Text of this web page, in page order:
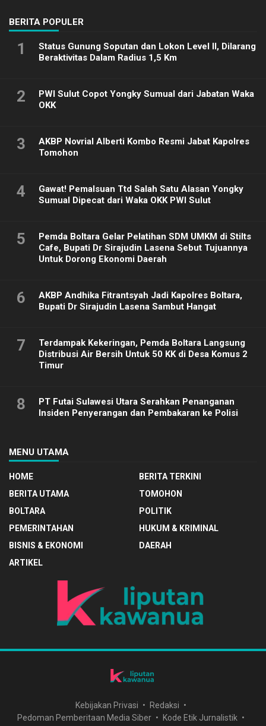
BERITA POPULER
1
Status Gunung Soputan dan Lokon Level II, Dilarang
Beraktivitas Dalam Radius 1,5 Km
2
PWI Sulut Copot Yongky Sumual dari Jabatan Waka
OKK
3
AKBP Novrial Alberti Kombo Resmi Jabat Kapolres
Tomohon
4
Gawat! Pemalsuan Ttd Salah Satu Alasan Yongky
Sumual Dipecat dari Waka OKK PWI Sulut
5
Pemda Boltara Gelar Pelatihan SDM UMKM di Stilts
Cafe, Bupati Dr Sirajudin Lasena Sebut Tujuannya
Untuk Dorong Ekonomi Daerah
6
AKBP Andhika Fitrantsyah Jadi Kapolres Boltara,
Bupati Dr Sirajudin Lasena Sambut Hangat
7
Terdampak Kekeringan, Pemda Boltara Langsung
Distribusi Air Bersih Untuk 50 KK di Desa Komus 2
Timur
8
PT Futai Sulawesi Utara Serahkan Penanganan
Insiden Penyerangan dan Pembakaran ke Polisi
MENU UTAMA
HOME
BERITA TERKINI
BERITA UTAMA
TOMOHON
BOLTARA
POLITIK
PEMERINTAHAN
HUKUM & KRIMINAL
BISNIS & EKONOMI
DAERAH
ARTIKEL
Kebijakan Privasi
Redaksi
Pedoman Pemberitaan Media Siber
Kode Etik Jurnalistik